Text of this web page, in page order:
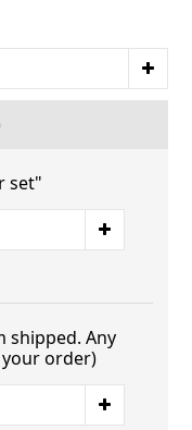
set"
shipped. Any
order)